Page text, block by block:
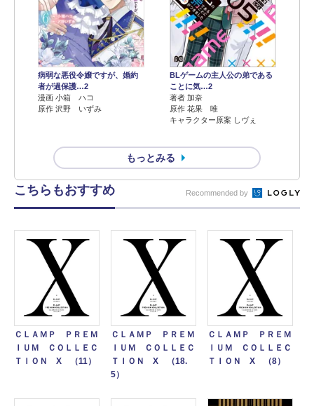
病弱な悪役令嬢ですが、婚約
者が過保護…2
漫画 小箱 ハコ
原作 沢野 いずみ
BLゲームの主人公の弟である
ことに気…2
著者 加奈
原作 花果 唯
キャラクター原案 しヴぇ
もっとみる
こちらもおすすめ Recommended by
ＣＬＡＭＰ ＰＲＥＭ
ＩＵＭ ＣＯＬＬＥＣ
ＴＩＯＮ X （11）
ＣＬＡＭＰ ＰＲＥＭ
ＩＵＭ ＣＯＬＬＥＣ
ＴＩＯＮ X （18.
5）
ＣＬＡＭＰ ＰＲＥＭ
ＩＵＭ ＣＯＬＬＥＣ
ＴＩＯＮ X （8）